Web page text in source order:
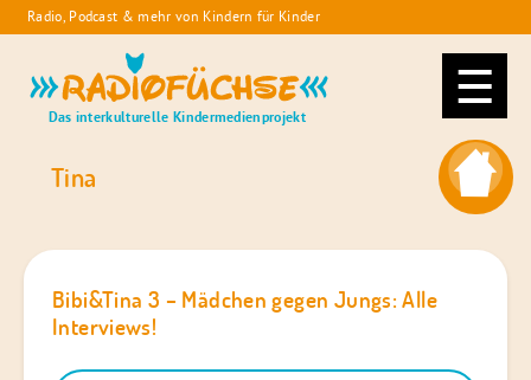
Skip
to
Radio, Podcast & mehr von Kindern für Kinder
Radiofüchse
Das interkulturelle Kindermedienprojekt
Tina
Bibi&Tina 3 – Mädchen gegen Jungs: Alle
Interviews!